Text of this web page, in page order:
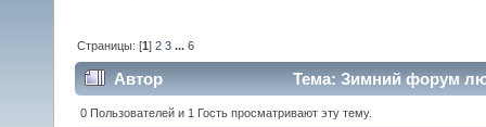
Страницы: [1]2 3 ...6
Автор
Тема: Зимний форум
(Прочитано 112496 раз)
0 Пользователей и 1 Гость просматривают эту тему.